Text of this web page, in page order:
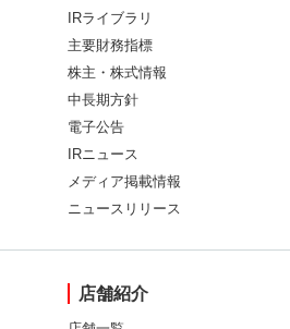
IRライブラリ
主要財務指標
株主・株式情報
中長期方針
電子公告
IRニュース
メディア掲載情報
ニュースリリース
店舗紹介